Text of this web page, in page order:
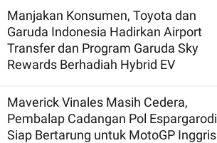
Manjakan Konsumen, Toyota dan
Garuda Indonesia Hadirkan Airport
Transfer dan Program Garuda Sky
Rewards Berhadiah Hybrid EV
Maverick Vinales Masih Cedera,
Pembalap Cadangan Pol Espargarodi
Siap Bertarung untuk MotoGP Inggris